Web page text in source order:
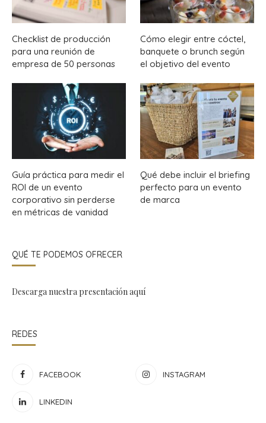
Checklist de producción
para una reunión de
empresa de 50 personas
Cómo elegir entre cóctel,
banquete o brunch según
el objetivo del evento
Guía práctica para medir el
ROI de un evento
corporativo sin perderse
en métricas de vanidad
Qué debe incluir el briefing
perfecto para un evento
de marca
QUÉ TE PODEMOS OFRECER
Descarga nuestra presentación aquí
REDES
FACEBOOK INSTAGRAM
LINKEDIN